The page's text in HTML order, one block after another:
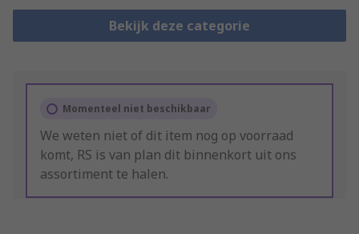
Bekijk deze categorie
Momenteel niet beschikbaar
We weten niet of dit item nog op voorraad
komt, RS is van plan dit binnenkort uit ons
assortiment te halen.